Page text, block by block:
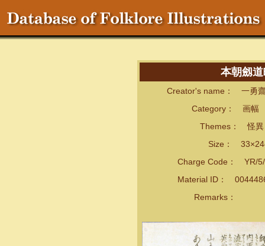
本朝劔
Creator's name： 一勇齋
Category： 画幅
Themes： 怪異・
Size：
Charge Code： YR/5/
Material ID：
Remarks：